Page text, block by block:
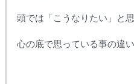
頭では「こうなりたい」と
心の底で思っている事の違